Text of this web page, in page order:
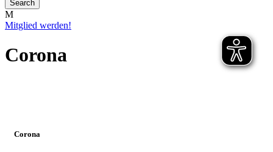
Mitglied werden!
Corona
Corona